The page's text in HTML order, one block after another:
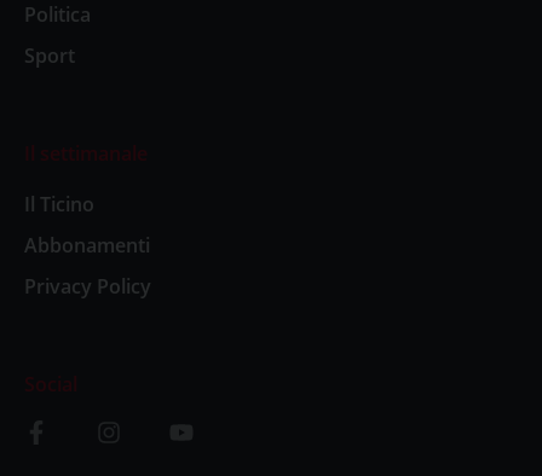
Politica
Sport
Il settimanale
Il Ticino
Abbonamenti
Privacy Policy
Social